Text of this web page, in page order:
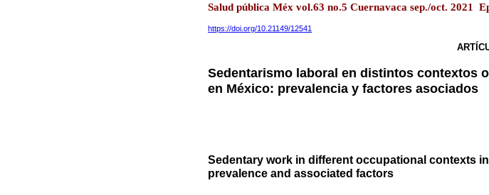
Salud pública Méx vol.63 no.5 Cuernavaca sep./oct. 2021
https://doi.org/10.21149/12541
Sedentarismo laboral en distintos contextos
en México: prevalencia y factores asociados
Sedentary work in different occupational contexts
prevalence and associated factors